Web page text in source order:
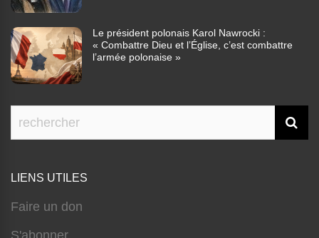
Le président polonais Karol Nawrocki :
« Combattre Dieu et l’Église, c’est combattre
l’armée polonaise »
LIENS UTILES
Faire un don